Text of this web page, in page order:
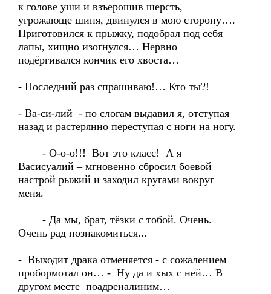
к голове уши и взъерошив шерсть,
угрожающе шипя, двинулся в мою сторону….
Приготовился к прыжку, подобрал под себя
лапы, хищно изогнулся… Нервно
подёргивался кончик его хвоста…
- Последний раз спрашиваю!… Кто ты?!
- Ва-си-лий - по слогам выдавил я, отступая
назад и растерянно переступая с ноги на ногу.
- О-о-о!!! Вот это класс! А я
Васисуалий – мгновенно сбросил боевой
настрой рыжий и заходил кругами вокруг
меня.
- Да мы, брат, тёзки с тобой. Очень.
Очень рад познакомиться...
- Выходит драка отменяется - с сожалением
пробормотал он… - Ну да и хых с ней… В
другом месте поадреналиним…